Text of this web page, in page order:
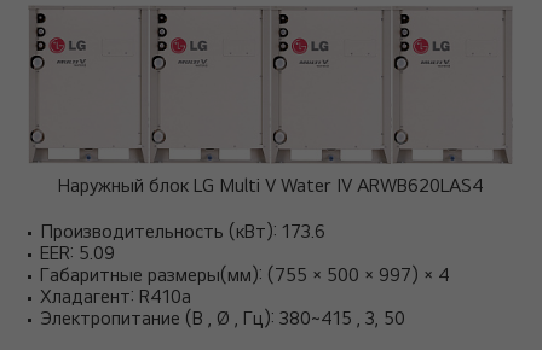
Наружный блок LG Multi V Water IV ARWB620LAS4
Производительность (кВт): 173.6
EER: 5.09
Габаритные размеры(мм): (755 × 500 × 997) × 4
Хладагент: R410a
Электропитание (В , Ø , Гц): 380~415 , 3, 50